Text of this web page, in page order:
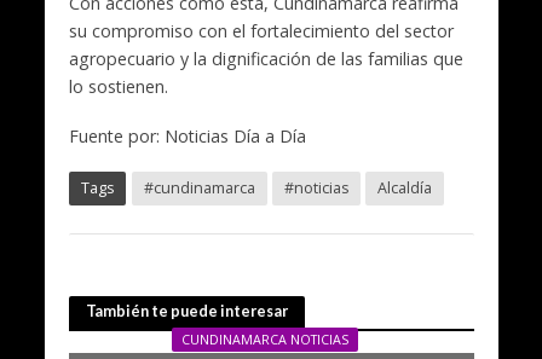
su compromiso con el fortalecimiento del sector
agropecuario y la dignificación de las familias que
lo sostienen.
Fuente por: Noticias Día a Día
Tags #cundinamarca #noticias Alcaldía
También te puede interesar
CUNDINAMARCA NOTICIAS